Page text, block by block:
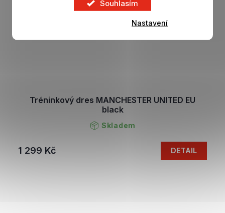
Souhlasím
Nastavení
Tréninkový dres MANCHESTER UNITED EU
black
Skladem
1 299 Kč DETAIL